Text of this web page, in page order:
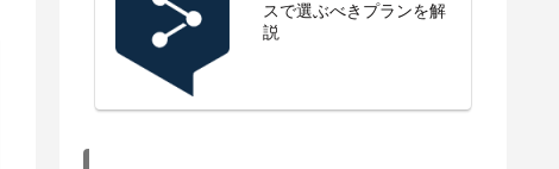
スで選ぶべきプランを解
説